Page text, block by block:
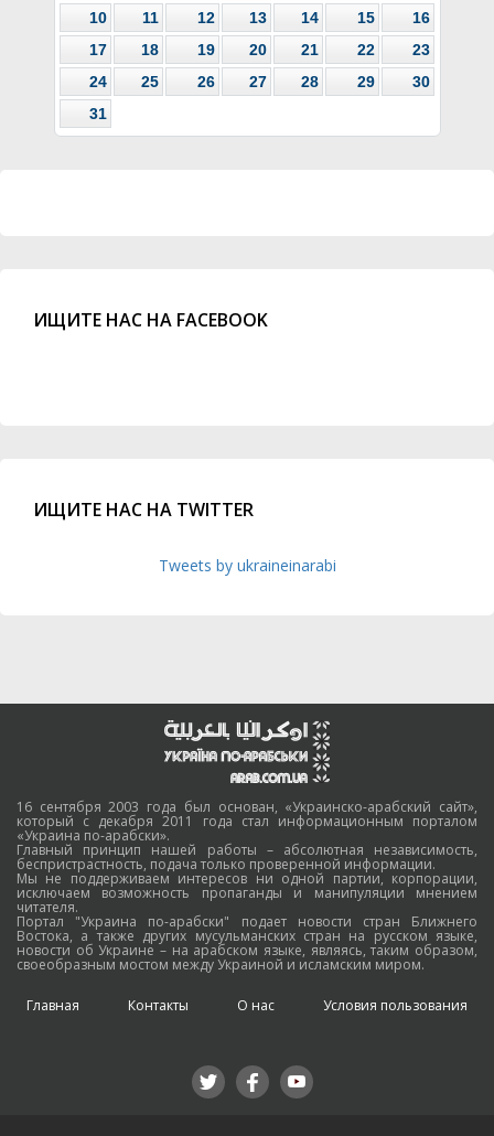
10
11 12 13 14 15
16
17
18 19 20 21 22
23
24
25 26 27 28 29
30
31
ИЩИТЕ НАС НА FACEBOOK
ИЩИТЕ НАС НА TWITTER
Tweets by ukraineinarabi
16 сентября 2003 года был основан, «Украинско-арабский сайт»,
который с декабря 2011 года стал информационным порталом
«Украина по-арабски».
Главный принцип нашей работы – абсолютная независимость,
беспристрастность, подача только проверенной информации.
Мы не поддерживаем интересов ни одной партии, корпорации,
исключаем возможность пропаганды и манипуляции мнением
читателя.
Портал "Украина по-арабски" подает новости стран Ближнего
Востока, а также других мусульманских стран на русском языке,
новости об Украине – на арабском языке, являясь, таким образом,
своеобразным мостом между Украиной и исламским миром.
Главная Контакты О нас Условия пользования